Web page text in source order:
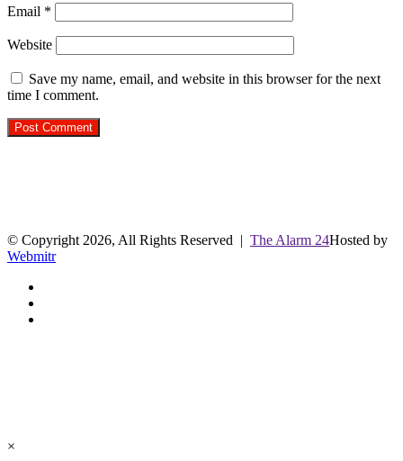
Email *
Website
Save my name, email, and website in this browser for the next
time I comment.
© Copyright 2026, All Rights Reserved | The Alarm 24Hosted by
Webmitr
×